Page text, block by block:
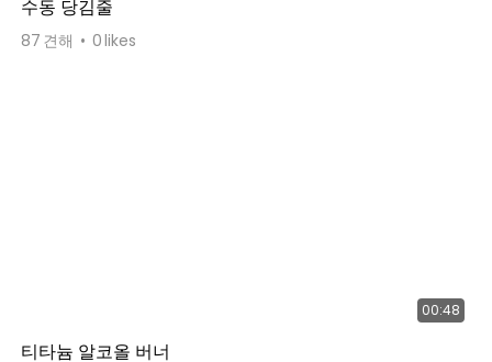
수동 당김줄
87 견해 0likes
00:48
티타늄 알코올 버너